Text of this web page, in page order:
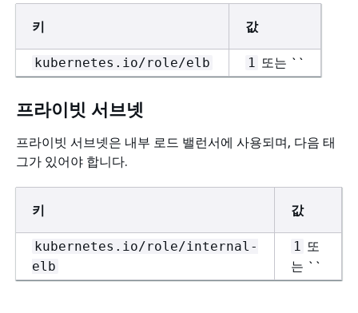
키 값
kubernetes.io/role/elb 1 또는 ``
프라이빗 서브넷
프라이빗 서브넷은 내부 로드 밸런서에 사용되며, 다음 태
그가 있어야 합니다.
키 값
kubernetes.io/role/internal-
elb
1 또
는 ``